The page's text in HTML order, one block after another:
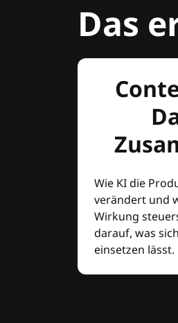
Das
Wie KI die
verändert und
Wirkung
darauf, was
einsetzen lässt.